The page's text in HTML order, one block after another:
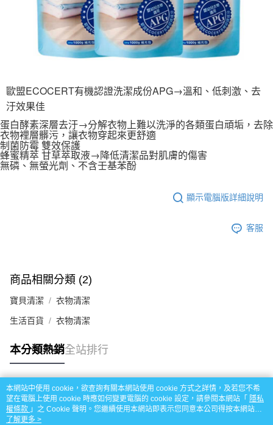
【注意事項】
１．透過由恩沛科技股份有限公司提供之「AFTEE先享後付」服務完成之交
易，需依本服務之必要範圍內提供個人資料，並將交易相關給付款項請求債
權轉讓予恩沛科技股份有限公司。
２．關於個人資料處理事宜，請瀏覽以下網址：
https://aftee.tw/terms/#terms3
任。
４．使用「AFTEE先享後付」時，將依據個別帳號之用戶狀況，依本公司即
請求用戶進行身份認證。
５．嚴禁一人註冊多個帳號或使用他人資訊註冊。若發現惡意使用之情形，
恩沛科技股份有限公司將有權停止該用戶之使用額度並採取法律行動。
歐盟ECOCERT有機認證洗潔成份APG→溫和、低刺激、去
汙效果佳
蛋白酵素深層去汙→分解衣物上難以洗淨的各類蛋白頑垢，去除
衣物裡層髒污，讓衣物穿起來更舒適
制菌防霉 雙效保護
蜂蜜精萃 甘草萃取液→降低清潔品對肌膚的傷害
無磷、無螢光劑、不含壬基苯酚
顯示電腦版詳細說明
客服
商品相關分類 (2)
寶貝清潔 衣物清潔
生活百貨 衣物清潔
本分類熱銷全站排行
熱門標籤
本網站中使用 cookie，欲查詢有關本網站使用 cookie 方式之詳情，及若您不希
望在電腦上使用 cookie 時應如何變更電腦的 cookie 設定，請參閱本網站「 隱私
權條款 」之 Cookie 聲明。您繼續使用本網站即表示您同意本公司得按本網站使
用條款之 Cookie 聲明使用 cookie。
了解更多 >